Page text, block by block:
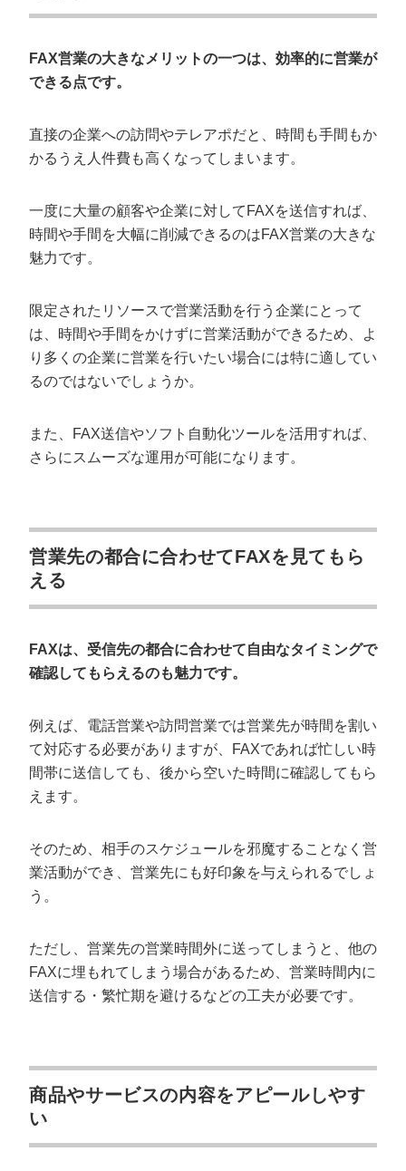
FAX営業の大きなメリットの一つは、効率的に営業が
できる点です。
直接の企業への訪問やテレアポだと、時間も手間もか
かるうえ人件費も高くなってしまいます。
一度に大量の顧客や企業に対してFAXを送信すれば、
時間や手間を大幅に削減できるのはFAX営業の大きな
魅力です。
限定されたリソースで営業活動を行う企業にとって
は、時間や手間をかけずに営業活動ができるため、よ
り多くの企業に営業を行いたい場合には特に適してい
るのではないでしょうか。
また、FAX送信やソフト自動化ツールを活用すれば、
さらにスムーズな運用が可能になります。
営業先の都合に合わせてFAXを見てもら
える
FAXは、受信先の都合に合わせて自由なタイミングで
確認してもらえるのも魅力です。
例えば、電話営業や訪問営業では営業先が時間を割い
て対応する必要がありますが、FAXであれば忙しい時
間帯に送信しても、後から空いた時間に確認してもら
えます。
そのため、相手のスケジュールを邪魔することなく営
業活動ができ、営業先にも好印象を与えられるでしょ
う。
ただし、営業先の営業時間外に送ってしまうと、他の
FAXに埋もれてしまう場合があるため、営業時間内に
送信する・繁忙期を避けるなどの工夫が必要です。
商品やサービスの内容をアピールしやす
い